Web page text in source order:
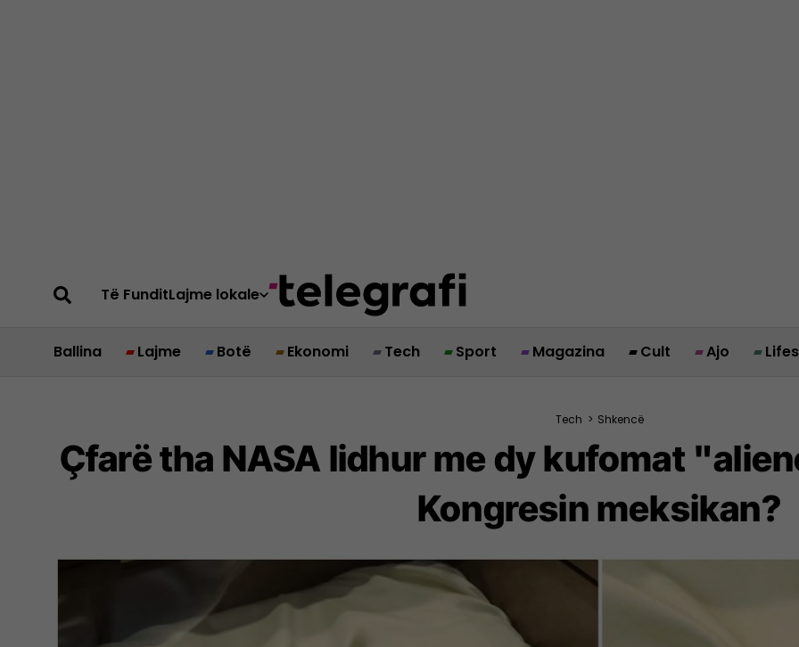
Të FunditLajme lokale
Ballina Lajme Botë Ekonomi Tech Sport Magazina Cult Ajo
Tech > Shkencë
Çfarë tha NASA lidhur me dy kufomat
Kongresin meksikan?